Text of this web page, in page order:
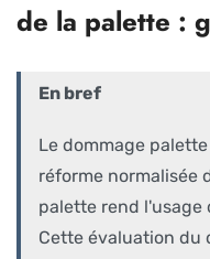
de la palette :
En bref
Le dommage
réforme normalisée
palette rend l'usage
Cette évaluation du